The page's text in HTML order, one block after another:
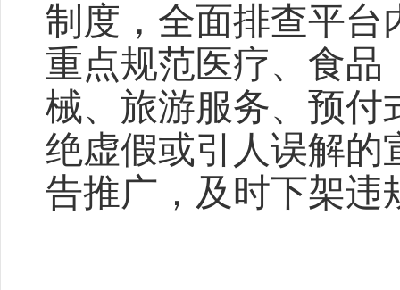
制度，全面排查平台
重点规范医疗、食品
械、旅游服务、预付
绝虚假或引人误解的
告推广，及时下架违